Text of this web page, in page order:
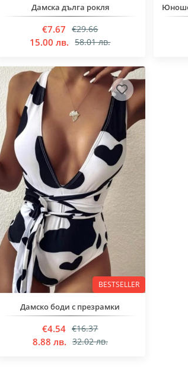
Дамска дълга рокля
€7.67 €29.66
15.00 лв. 58.01 лв.
BESTSELLER
Дамско боди с презрамки
€4.54 €16.37
8.88 лв. 32.02 лв.